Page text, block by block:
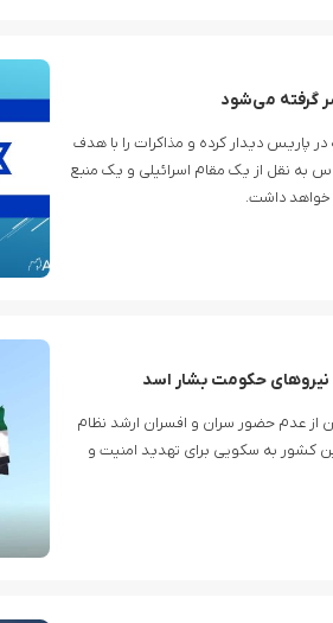
گرفته می‌شود
پاریس دیدار کرده و مذاکرات را با هدف
به نقل از یک مقام اسرائیلی و یک منبع
خواهد داشت.
نیروهای حکومت بشار اسد
از عدم حضور سران و افسران ارشد نظام
کشور به سکویی برای تهدید امنیت و